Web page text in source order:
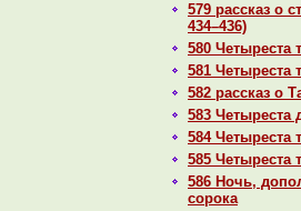
579 paссказ о
434–436)
580 Четыреста
581 Четыреста
582 paссказ о
583 Четыреста
584 Четыреста
585 Четыреста
586 Ночь,
сорока